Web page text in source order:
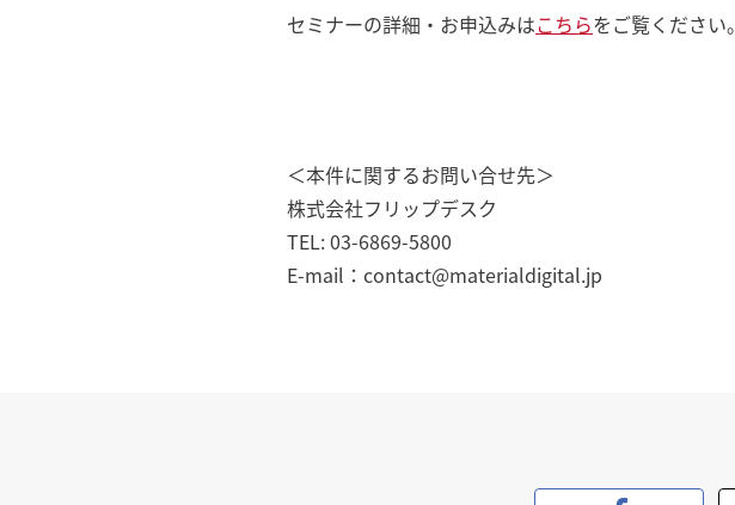
セミナーの詳細・お申込みはこちらをご覧ください。
＜本件に関するお問い合せ先＞
株式会社フリップデスク
TEL: 03-6869-5800
E-mail：contact@materialdigital.jp